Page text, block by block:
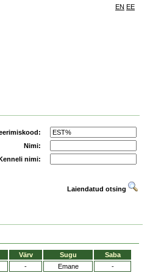
EN EE
Nimi:
nimi:
Laiendatud otsing
Värv Sugu
Saba
- Emane -